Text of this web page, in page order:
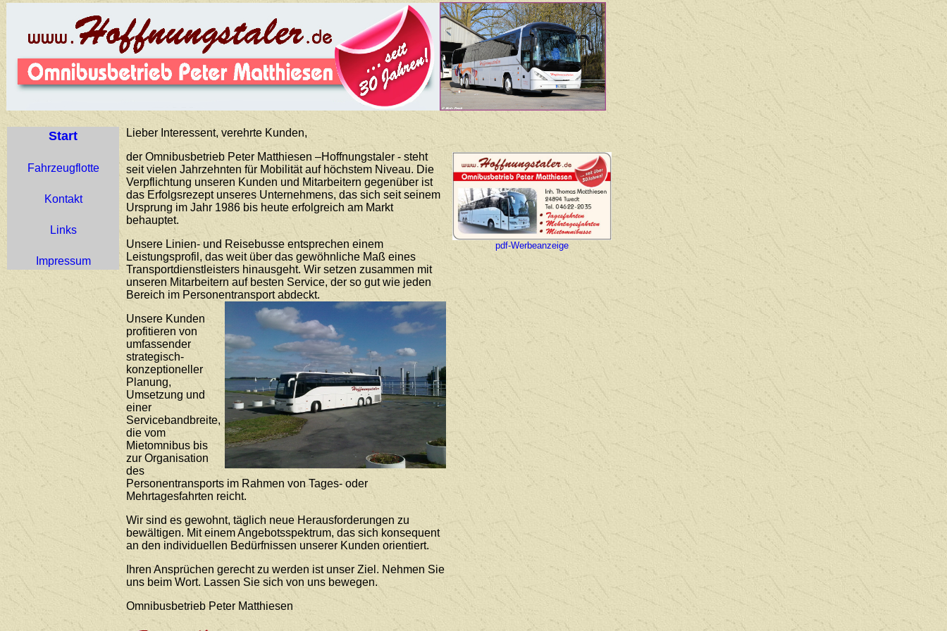
Start
Fahrzeugflotte
Kontakt
Links
Impressum
Lieber Interessent, verehrte Kunden,
der Omnibusbetrieb Peter Matthiesen –Hoffnungstaler - steht
seit vielen Jahrzehnten für Mobilität auf höchstem Niveau. Die
Verpflichtung unseren Kunden und Mitarbeitern gegenüber ist
das Erfolgsrezept unseres Unternehmens, das sich seit seinem
Ursprung im Jahr 1986 bis heute erfolgreich am Markt
behauptet.
Unsere Linien- und Reisebusse entsprechen einem
Leistungsprofil, das weit über das gewöhnliche Maß eines
Transportdienstleisters hinausgeht. Wir setzen zusammen mit
unseren Mitarbeitern auf besten Service, der so gut wie jeden
Bereich im Personentransport abdeckt.
Unsere Kunden
profitieren von
umfassender
strategisch-
konzeptioneller
Planung,
Umsetzung und
einer
Servicebandbreite,
die vom
Mietomnibus bis
zur Organisation
des
Personentransports im Rahmen von Tages- oder
Mehrtagesfahrten reicht.
Wir sind es gewohnt, täglich neue Herausforderungen zu
bewältigen. Mit einem Angebotsspektrum, das sich konsequent
an den individuellen Bedürfnissen unserer Kunden orientiert.
Ihren Ansprüchen gerecht zu werden ist unser Ziel. Nehmen Sie
uns beim Wort. Lassen Sie sich von uns bewegen.
Omnibusbetrieb Peter Matthiesen
pdf-Werbeanzeige